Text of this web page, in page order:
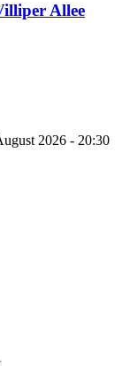
Allee
2026 - 20:30